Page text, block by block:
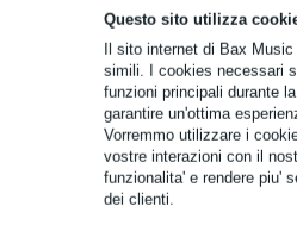
Questo sito utilizza
Il sito internet di Bax
simili. I cookies necessari
funzioni principali durante
garantire un'ottima
Vorremmo utilizzare i
vostre interazioni con il
funzionalita' e rendere piu'
dei clienti.
Smartphone: 1 - ingresso/uscita
USCITA MONITOR: 2 - L/R
bus: 1 stereo
Specifiche complete
Vedi anche (4)